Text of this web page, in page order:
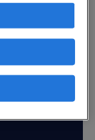
recruteurs